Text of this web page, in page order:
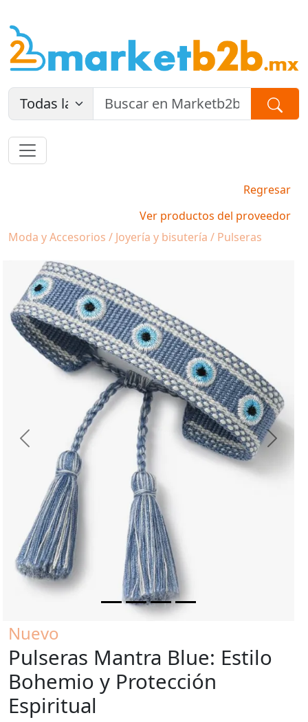
Regresar
Ver productos del proveedor
Moda y Accesorios / Joyería y bisutería / Pulseras
Previous Next
Nuevo
Pulseras Mantra Blue: Estilo
Bohemio y Protección
Espiritual